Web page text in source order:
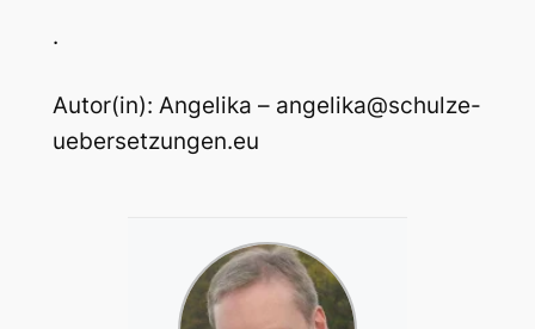
.
Autor(in): Angelika – angelika@schulze-
uebersetzungen.eu